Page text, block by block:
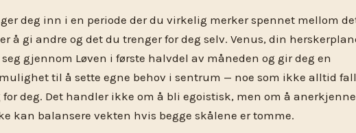
deg inn i en periode der du virkelig merker spennet mellom
å gi andre og det du trenger for deg selv. Venus, din
seg gjennom Løven i første halvdel av måneden og gir deg en
til å sette egne behov i sentrum — noe som ikke alltid
deg. Det handler ikke om å bli egoistisk, men om å anerkjenne
kan balansere vekten hvis begge skålene er tomme.